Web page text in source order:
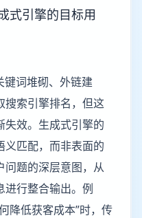
式引擎的目标用
键词堆砌、外链建
搜索引擎排名，但这
失效。生成式引擎的
义匹配，而非表面的
题的深层意图，从
进行整合输出。例
降低获客成本”时，传